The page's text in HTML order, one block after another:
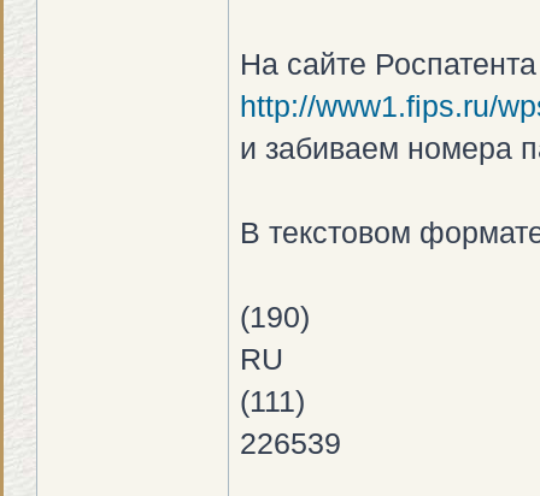
На сайте
http://www1.fips.ru/
и забиваем номера
В текстовом
(190)
RU
(111)
226539